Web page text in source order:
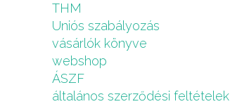
THM
Uniós szabályozás
vásárlók könyve
webshop
ÁSZF
általános szerződési feltételek